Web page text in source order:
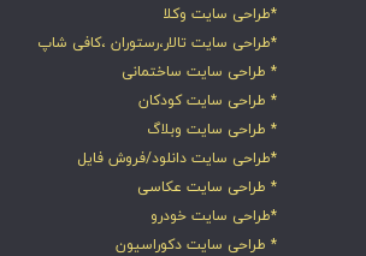
*طراحی سایت وکلا
*طراحی سایت تالار،رستوران ،کافی شاپ
* طراحی سایت ساختمانی
* طراحی سایت کودکان
* طراحی سایت وبلاگ
*طراحی سایت دانلود/فروش فایل
* طراحی سایت عکاسی
*طراحی سایت خودرو
* طراحی سایت دکوراسیون